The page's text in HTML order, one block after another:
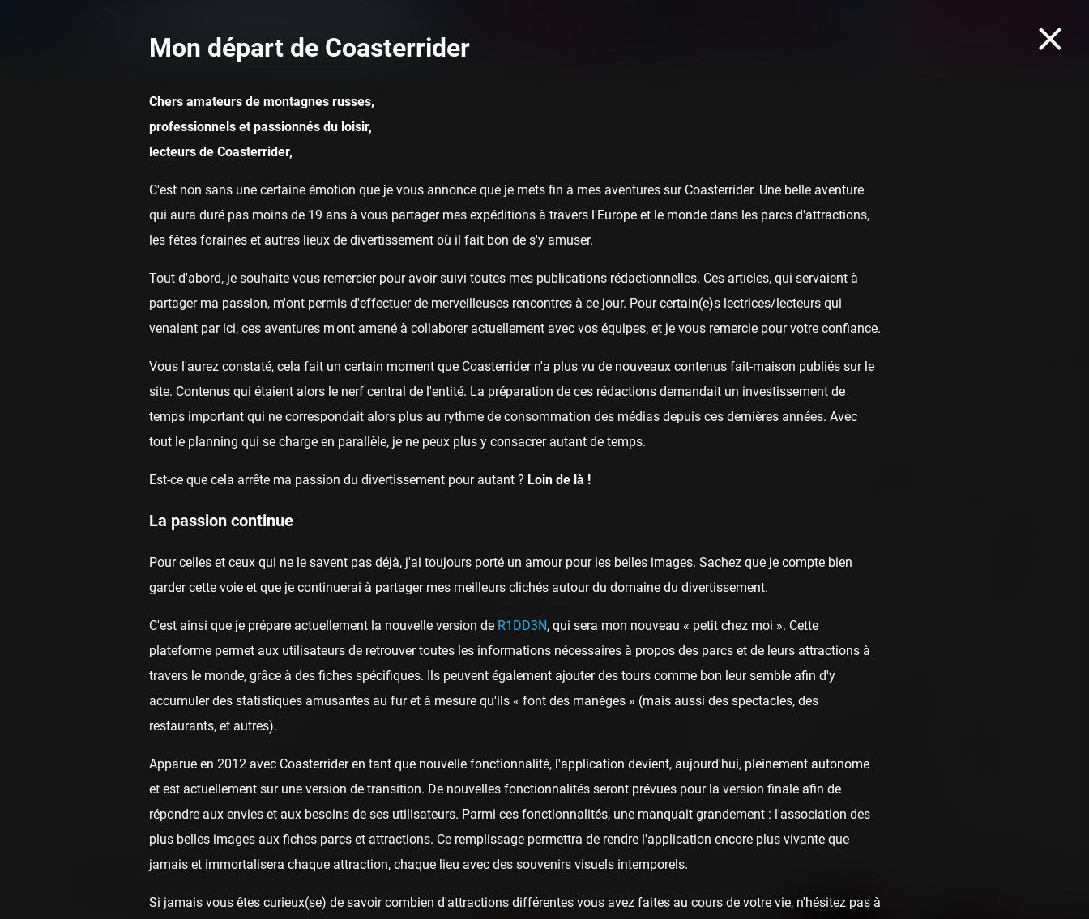
Mon départ de Coasterrider
Chers amateurs de montagnes russes,
professionnels et passionnés du loisir,
lecteurs de Coasterrider,
C'est non sans une certaine émotion que je vous annonce que je mets fin à mes aventures sur Coasterrider. Une belle aventure
qui aura duré pas moins de 19 ans à vous partager mes expéditions à travers l'Europe et le monde dans les parcs d'attractions,
les fêtes foraines et autres lieux de divertissement où il fait bon de s'y amuser.
Tout d'abord, je souhaite vous remercier pour avoir suivi toutes mes publications rédactionnelles. Ces articles, qui servaient à
partager ma passion, m'ont permis d'effectuer de merveilleuses rencontres à ce jour. Pour certain(e)s lectrices/lecteurs qui
venaient par ici, ces aventures m'ont amené à collaborer actuellement avec vos équipes, et je vous remercie pour votre confiance.
Vous l'aurez constaté, cela fait un certain moment que Coasterrider n'a plus vu de nouveaux contenus fait-maison publiés sur le
site. Contenus qui étaient alors le nerf central de l'entité. La préparation de ces rédactions demandait un investissement de
temps important qui ne correspondait alors plus au rythme de consommation des médias depuis ces dernières années. Avec
tout le planning qui se charge en parallèle, je ne peux plus y consacrer autant de temps.
Est-ce que cela arrête ma passion du divertissement pour autant ? Loin de là !
La passion continue
Pour celles et ceux qui ne le savent pas déjà, j'ai toujours porté un amour pour les belles images. Sachez que je compte bien
garder cette voie et que je continuerai à partager mes meilleurs clichés autour du domaine du divertissement.
C'est ainsi que je prépare actuellement la nouvelle version de R1DD3N, qui sera mon nouveau « petit chez moi ». Cette
plateforme permet aux utilisateurs de retrouver toutes les informations nécessaires à propos des parcs et de leurs attractions à
travers le monde, grâce à des fiches spécifiques. Ils peuvent également ajouter des tours comme bon leur semble afin d'y
accumuler des statistiques amusantes au fur et à mesure qu'ils « font des manèges » (mais aussi des spectacles, des
restaurants, et autres).
Apparue en 2012 avec Coasterrider en tant que nouvelle fonctionnalité, l'application devient, aujourd'hui, pleinement autonome
et est actuellement sur une version de transition. De nouvelles fonctionnalités seront prévues pour la version finale afin de
répondre aux envies et aux besoins de ses utilisateurs. Parmi ces fonctionnalités, une manquait grandement : l'association des
plus belles images aux fiches parcs et attractions. Ce remplissage permettra de rendre l'application encore plus vivante que
jamais et immortalisera chaque attraction, chaque lieu avec des souvenirs visuels intemporels.
Si jamais vous êtes curieux(se) de savoir combien d'attractions différentes vous avez faites au cours de votre vie, n'hésitez pas à